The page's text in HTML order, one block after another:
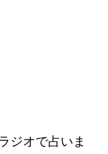
ジオで占いま